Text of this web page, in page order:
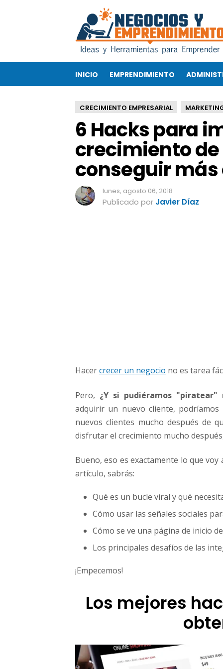
a
p
a
r
a
m
p
u
l
s
a
r
t
n
e
c
o
y
r
e
n
INICIO EMPRENDIMIENTO
CRECIMIENTO EMPRESARIAL
6 Hacks para
crecimiento
conseguir
lunes, agosto 06, 2018
Publicado por Javier Díaz
Hacercrecer un negocio no es tarea
Pero, ¿Y si pudiéramos "piratear"
adquirir un nuevo cliente,
nuevos clientes mucho después de
disfrutar el crecimiento mucho
Bueno, eso es exactamente lo que
artículo, sabrás:
Qué es un bucle viral y qué
Cómo usar las señales sociales
Cómo se ve una página de inicio
Los principales desafíos de las
¡Empecemos!
Los mejores